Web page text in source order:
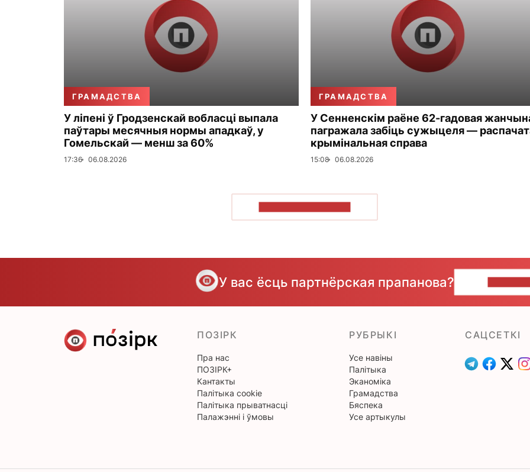
ГРАМАДСТВА
У ліпені ў Гродзенскай вобласці выпала
паўтары месячныя нормы ападкаў, у
Гомельскай — менш за 60%
17:36 06.08.2026
ГРАМАДСТВА
У Сенненскім раёне 62-гадовая
пагражала забіць сужыцеля —
крымінальная справа
15:08 06.08.2026
У вас ёсць партнёрская прапанова?
ПОЗІРК
Пра нас
ПОЗІРК+
Кантакты
Палітыка cookie
Палітыка прыватнасці
Палажэнні і ўмовы
РУБРЫКІ
Усе навіны
Палітыка
Эканоміка
Грамадства
Бяспека
Усе артыкулы
САЦСЕТКІ